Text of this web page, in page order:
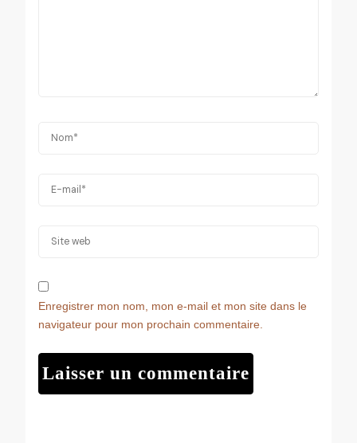
Enregistrer mon nom, mon e-mail et mon site dans le
navigateur pour mon prochain commentaire.